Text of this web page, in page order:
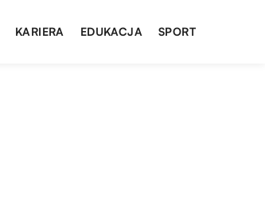
KARIERA EDUKACJA SPORT